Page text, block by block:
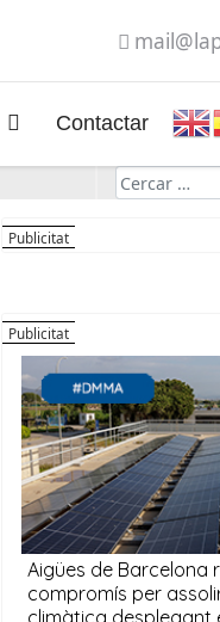
Contactar
Cerca